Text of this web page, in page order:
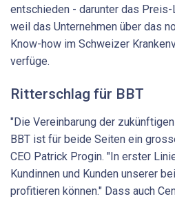
entschieden - darunter das
weil das Unternehmen über das
Know-how im Schweizer
verfüge.
Ritterschlag für BBT
"Die Vereinbarung der
BBT ist für beide Seiten ein
CEO Patrick Progin. "In erster
Kundinnen und Kunden unserer
profitieren können." Dass auch